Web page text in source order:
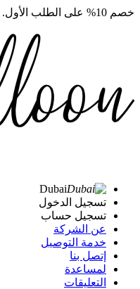
خصم 10% على الطلب الأول. الرمز:
Dubai
تسجيل الدخول
تسجيل حساب
عن الشركة
خدمة التوصيل
إتصل بنا
لمساعدة
التعليقات